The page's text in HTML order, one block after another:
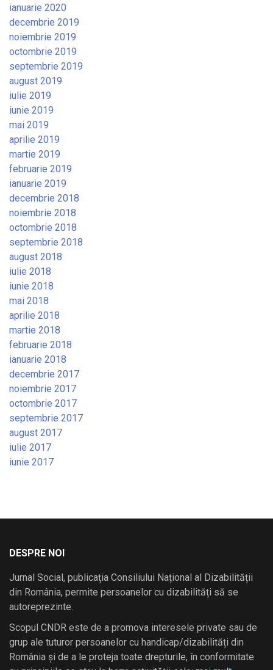
ianuarie 2020
decembrie 2019
noiembrie 2019
octombrie 2019
septembrie 2019
august 2019
iulie 2019
iunie 2019
mai 2019
aprilie 2019
martie 2019
februarie 2019
ianuarie 2019
decembrie 2018
noiembrie 2018
octombrie 2018
septembrie 2018
august 2018
iulie 2018
iunie 2018
mai 2018
aprilie 2018
martie 2018
februarie 2018
ianuarie 2018
decembrie 2017
noiembrie 2017
octombrie 2017
septembrie 2017
august 2017
iulie 2017
iunie 2017
DESPRE NOI
Jurnal Social, publicația Consiliului Național al Dizabilității
din România, permite persoanelor cu dizabilități să se
autoreprezinte.
Scopul CNDR este de a promova interesele private sau de
grup ale tuturor persoanelor cu handicap/dizabilități din
România și de a le proteja toate drepturile, în conformitate